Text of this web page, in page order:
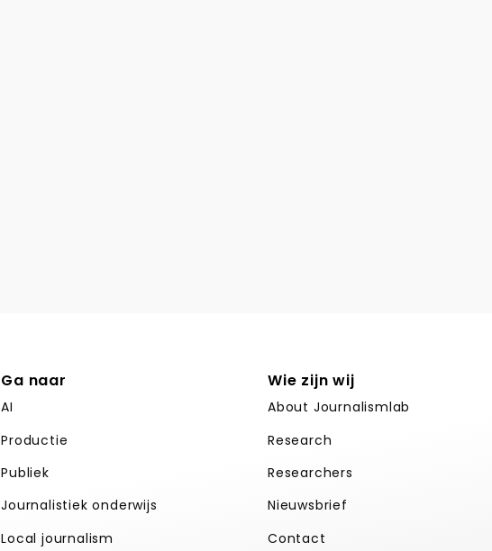
Ga naar
AI
Productie
Publiek
Journalistiek onderwijs
Local journalism
Wie zijn wij
About Journalismlab
Research
Researchers
Nieuwsbrief
Contact